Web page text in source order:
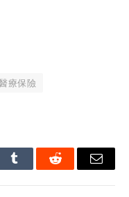
療保險
Tumblr Reddit Email